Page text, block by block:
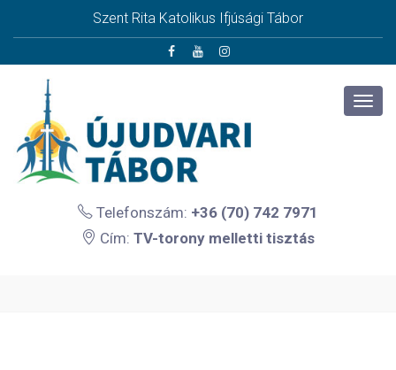
Szent Rita Katolikus Ifjúsági Tábor
Telefonszám: +36 (70) 742 7971
Cím: TV-torony melletti tisztás